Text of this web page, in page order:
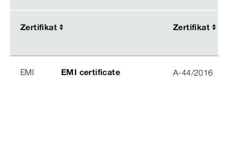
Zertifikat Zertifikat
Zertifikat Zertifikat
EMI EMI certificate A-44/2016